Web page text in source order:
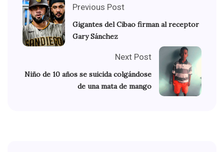
Previous Post
Gigantes del Cibao firman al receptor
Gary Sánchez
Next Post
Niño de 10 años se suicida colgándose
de una mata de mango